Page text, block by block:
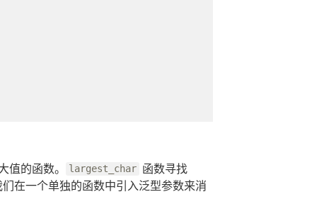
值的函数。 largest_char 函数寻找
在一个单独的函数中引入泛型参数来消